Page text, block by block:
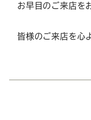
お早目のご来店を
皆様のご来店を心